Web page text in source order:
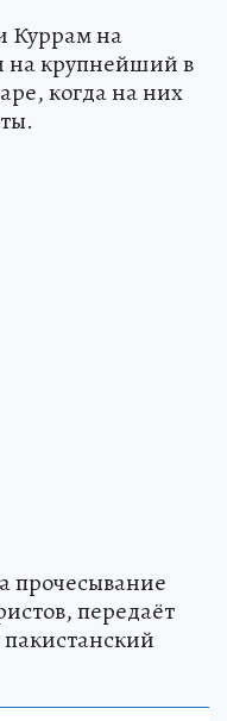
Куррам на
на крупнейший в
когда на них
прочесывание
передаёт